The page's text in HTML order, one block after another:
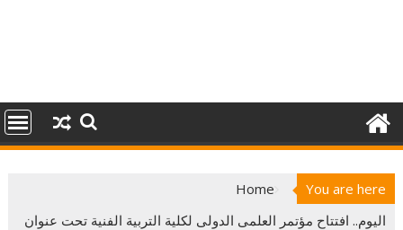
You are here
Home
اليوم.. افتتاح مؤتمر العلمى الدولى لكلية التربية الفنية تحت عنوان